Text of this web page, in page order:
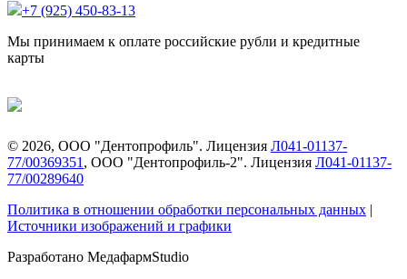
+7 (925) 450-83-13
Мы принимаем к оплате российские рубли и кредитные
карты
© 2026, ООО "Дентопрофиль". Лицензия Л041-01137-
77/00369351 , ООО "Дентопрофиль-2". Лицензия Л041-01137-
77/00289640
Политика в отношении обработки персональных данных |
Источники изображений и графики
Разработано МедафармStudio